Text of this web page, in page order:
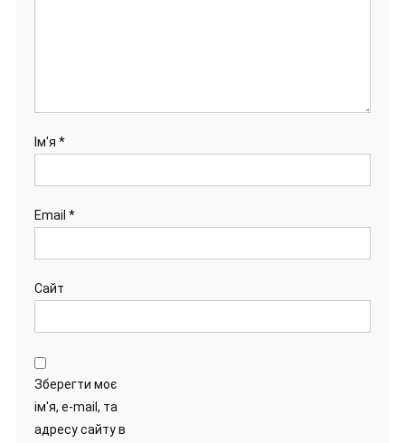
Ім'я *
Email *
Сайт
Зберегти моє
ім'я, e-mail, та
адресу сайту в